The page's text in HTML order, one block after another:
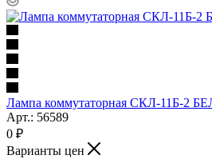
Лампа коммутаторная СКЛ-11Б-2
Арт.: 56589
0 ₽
Варианты цен